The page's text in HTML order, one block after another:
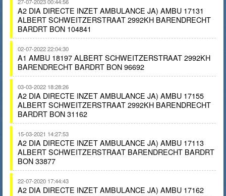
A2 DIA DIRECTE INZET AMBULANCE JA) AMBU 17131
ALBERT SCHWEITZERSTRAAT 2992KH BARENDRECHT
BARDRT BON 104841
02-07-2022 22:04:30
A1 AMBU 18197 ALBERT SCHWEITZERSTRAAT 2992KH
BARENDRECHT BARDRT BON 96692
03-03-2022 18:28:26
A2 DIA DIRECTE INZET AMBULANCE JA) AMBU 17155
ALBERT SCHWEITZERSTRAAT 2992KH BARENDRECHT
BARDRT BON 31162
15-03-2021 14:27:53
A2 DIA DIRECTE INZET AMBULANCE JA) AMBU 17113
ALBERT SCHWEITZERSTRAAT BARENDRECHT BARDRT
BON 33877
22-07-2020 17:44:43
A2 DIA DIRECTE INZET AMBULANCE JA) AMBU 17162